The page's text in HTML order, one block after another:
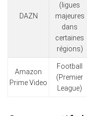
DAZN
(ligues
majeures
dans
certaines
régions)
Amazon
Prime Video
Football
(Premier
League)